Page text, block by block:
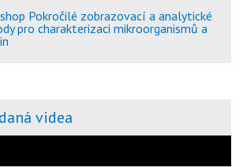
Pokročilé zobrazovací a analytické
pro charakterizaci mikroorganismů a
videa